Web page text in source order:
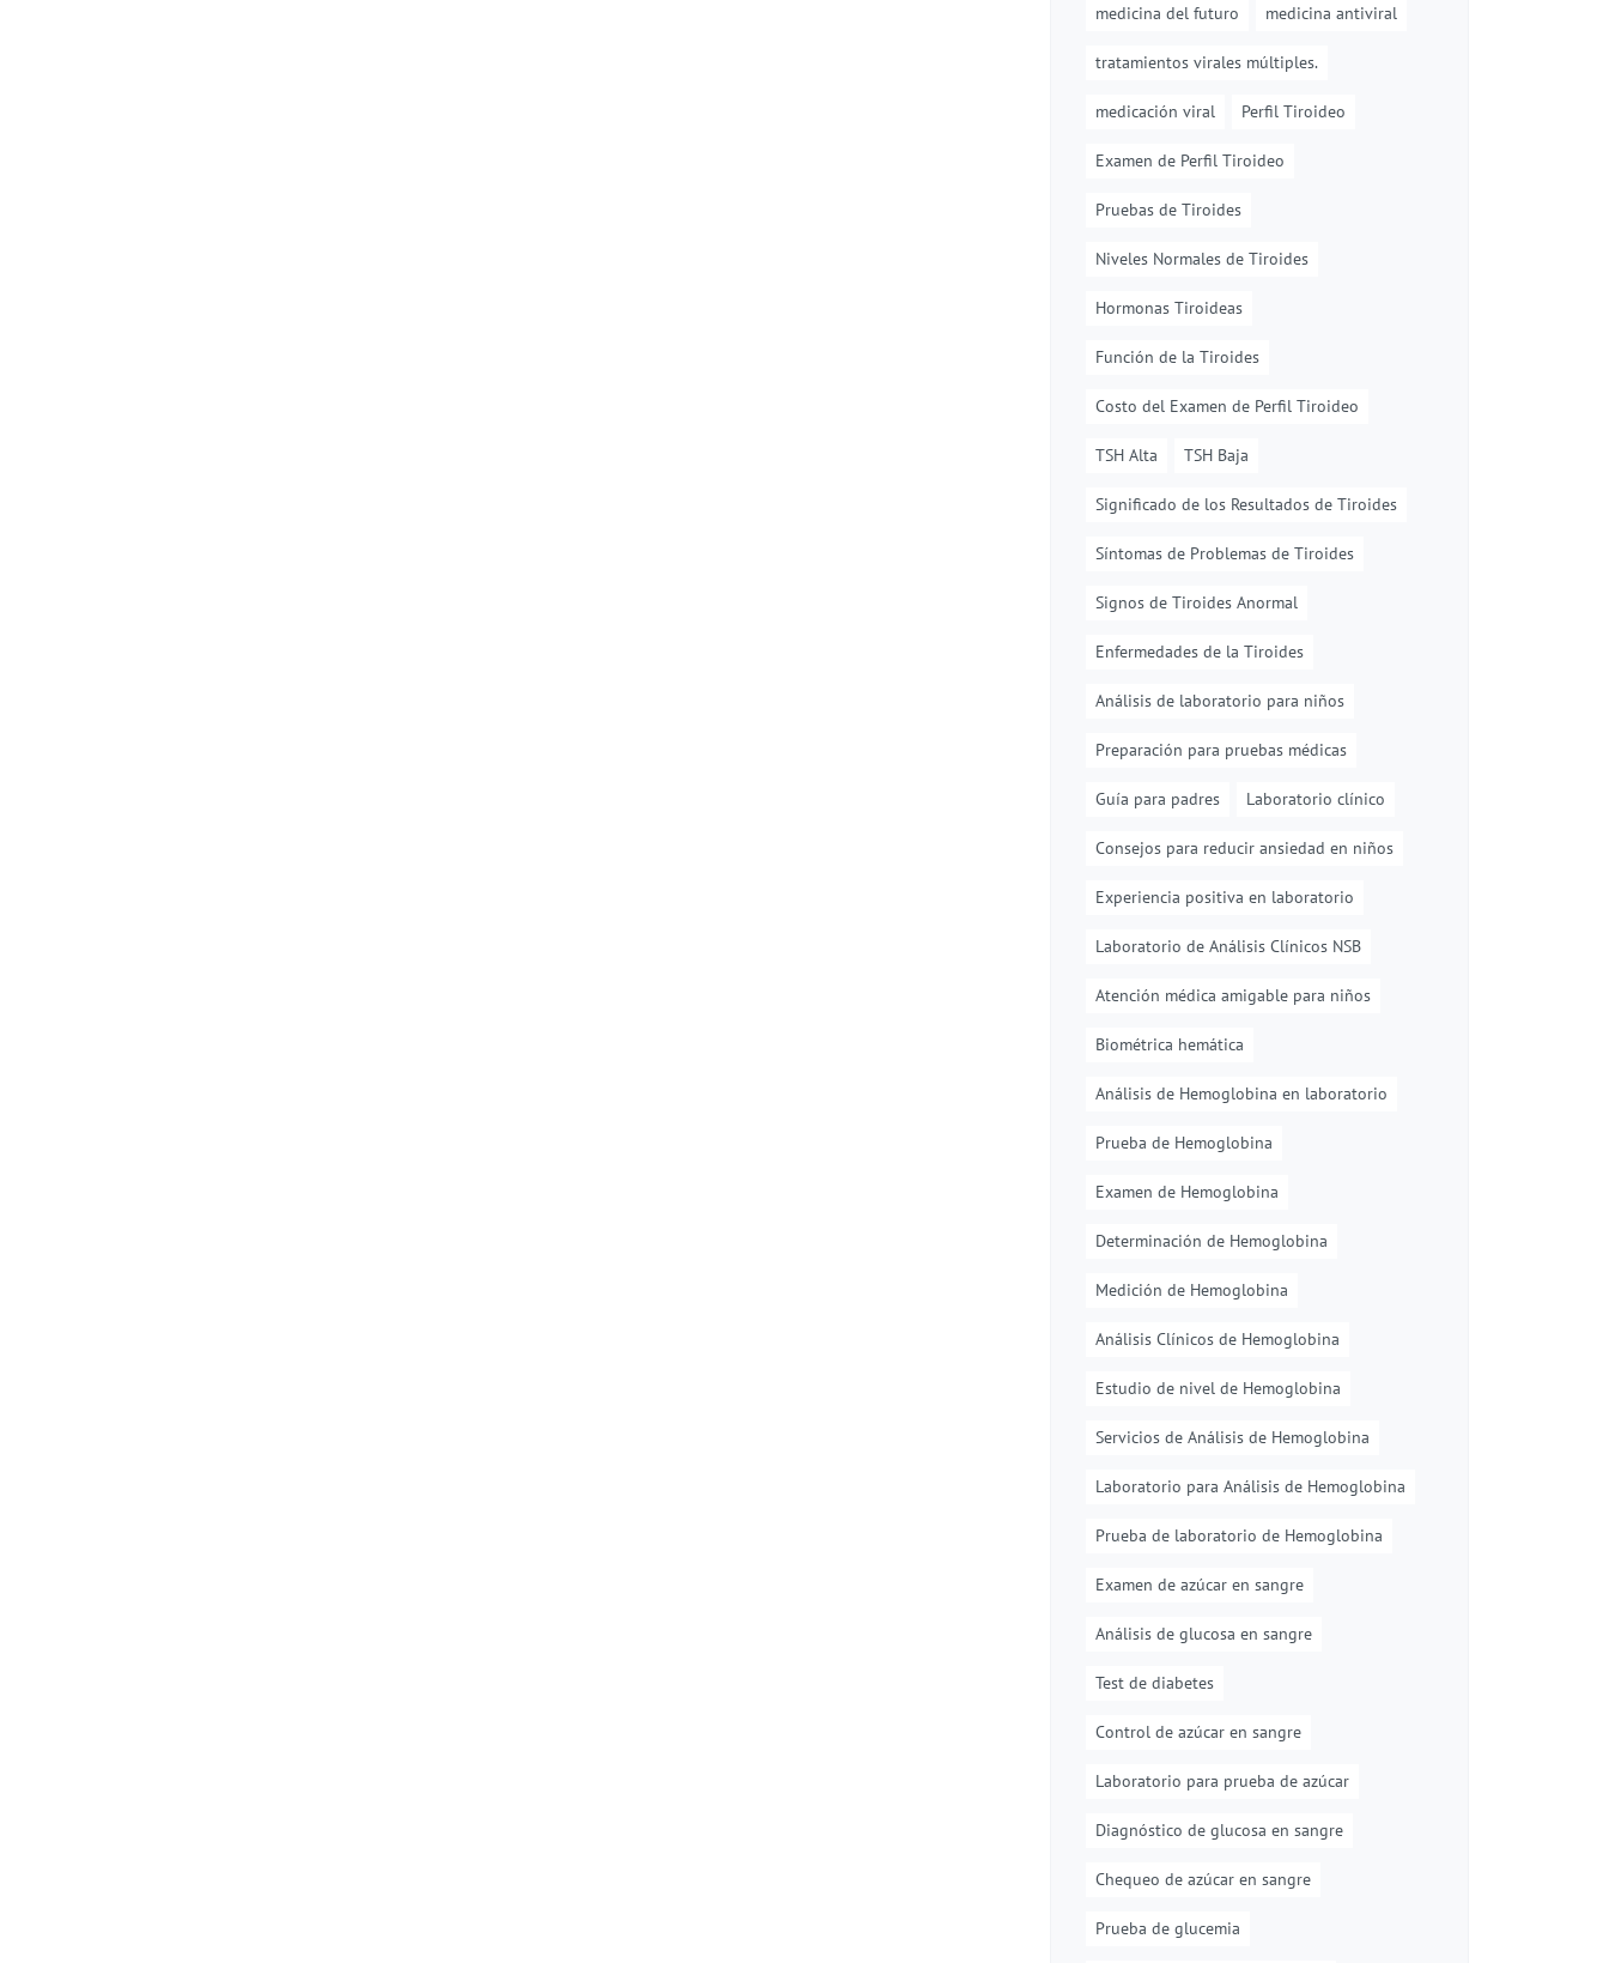
medicina del futuro medicina antiviral
tratamientos virales múltiples.
medicación viral Perfil Tiroideo
Examen de Perfil Tiroideo
Pruebas de Tiroides
Niveles Normales de Tiroides
Hormonas Tiroideas
Función de la Tiroides
Costo del Examen de Perfil Tiroideo
TSH Alta TSH Baja
Significado de los Resultados de Tiroides
Síntomas de Problemas de Tiroides
Signos de Tiroides Anormal
Enfermedades de la Tiroides
Análisis de laboratorio para niños
Preparación para pruebas médicas
Guía para padres Laboratorio clínico
Consejos para reducir ansiedad en niños
Experiencia positiva en laboratorio
Laboratorio de Análisis Clínicos NSB
Atención médica amigable para niños
Biométrica hemática
Análisis de Hemoglobina en laboratorio
Prueba de Hemoglobina
Examen de Hemoglobina
Determinación de Hemoglobina
Medición de Hemoglobina
Análisis Clínicos de Hemoglobina
Estudio de nivel de Hemoglobina
Servicios de Análisis de Hemoglobina
Laboratorio para Análisis de Hemoglobina
Prueba de laboratorio de Hemoglobina
Examen de azúcar en sangre
Análisis de glucosa en sangre
Test de diabetes
Control de azúcar en sangre
Laboratorio para prueba de azúcar
Diagnóstico de glucosa en sangre
Chequeo de azúcar en sangre
Prueba de glucemia